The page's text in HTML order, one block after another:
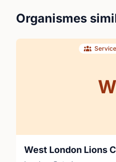
Organismes
West London Lions